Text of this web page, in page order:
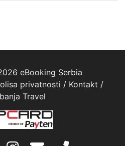
eBooking Serbia
privatnosti / Kontakt /
Travel